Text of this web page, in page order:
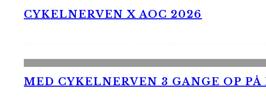
CYKELNERVEN X AOC 2026
MED CYKELNERVEN 3 GANGE OP